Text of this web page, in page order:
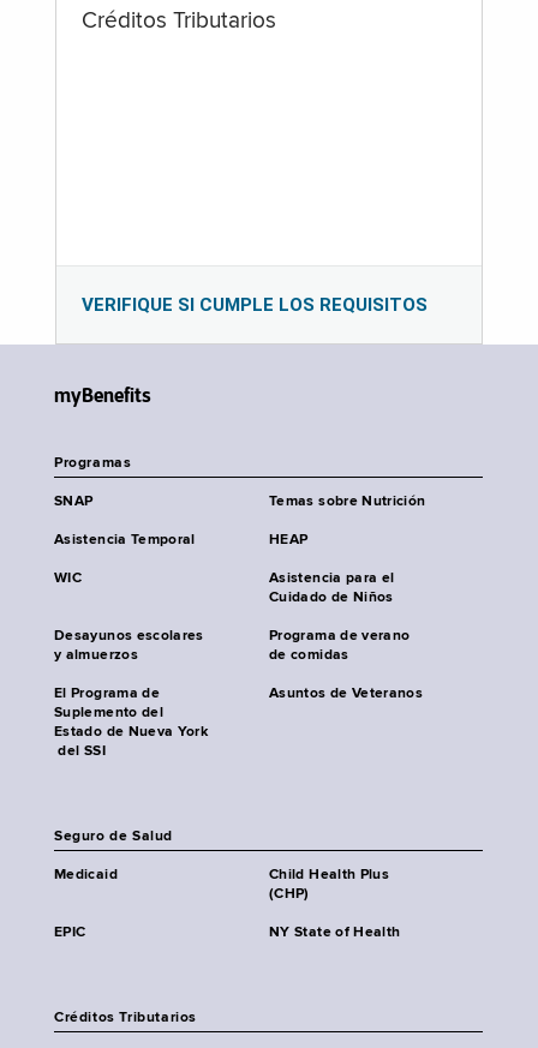
Créditos Tributarios
VERIFIQUE SI CUMPLE LOS REQUISITOS
myBenefits
Programas
SNAP Temas sobre Nutrición
Asistencia Temporal HEAP
WIC
Asistencia para el
Cuidado de Niños
Desayunos escolares
y almuerzos
Programa de verano
de comidas
El Programa de
Suplemento del
Estado de Nueva York
del SSI
Asuntos de Veteranos
Seguro de Salud
Medicaid
Child Health Plus
(CHP)
EPIC NY State of Health
Créditos Tributarios